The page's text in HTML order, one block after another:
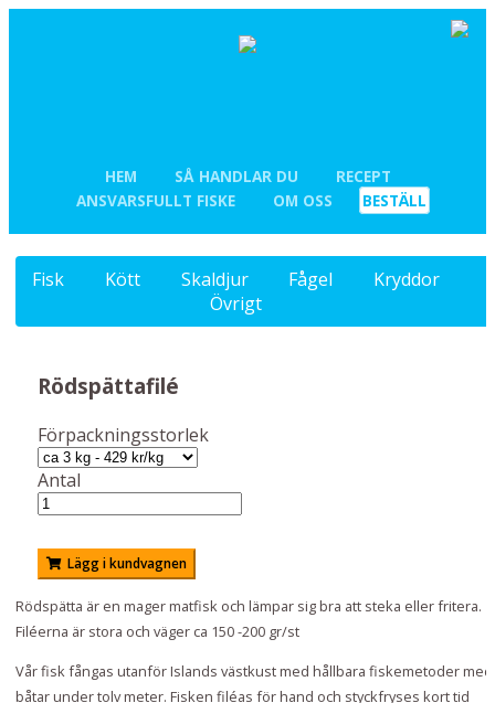
HEM SÅ HANDLAR DU
RECEPT
ANSVARSFULLT FISKE
OM OSS BESTÄLL
Fisk Kött Skaldjur Fågel
Kryddor
Övrigt
Rödspättafilé
Förpackningsstorlek
Antal
Rödspätta är en mager matfisk och lämpar sig bra att steka eller fritera.
Filéerna är stora och väger ca 150 -200 gr/st
Vår fisk fångas utanför Islands västkust med hållbara fiskemetoder med
båtar under tolv meter. Fisken filéas för hand och styckfryses kort tid